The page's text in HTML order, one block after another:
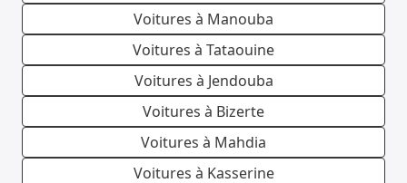
Voitures à Manouba
Voitures à Tataouine
Voitures à Jendouba
Voitures à Bizerte
Voitures à Mahdia
Voitures à Kasserine